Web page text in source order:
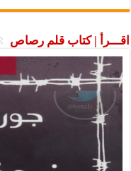
اقـــرأ | كتاب قلم رصاص